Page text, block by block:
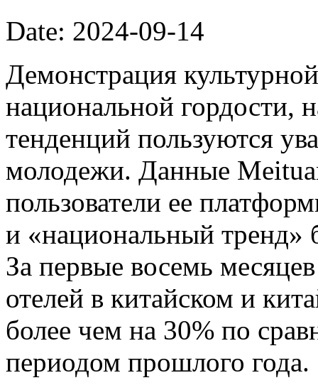
Date: 2024-09-14
Демонстрация
национальной гордости,
тенденций пользуются
молодежи. Данные
пользователи ее
и «национальный тренд»
За первые восемь
отелей в китайском и
более чем на 30% по
периодом прошлого года.